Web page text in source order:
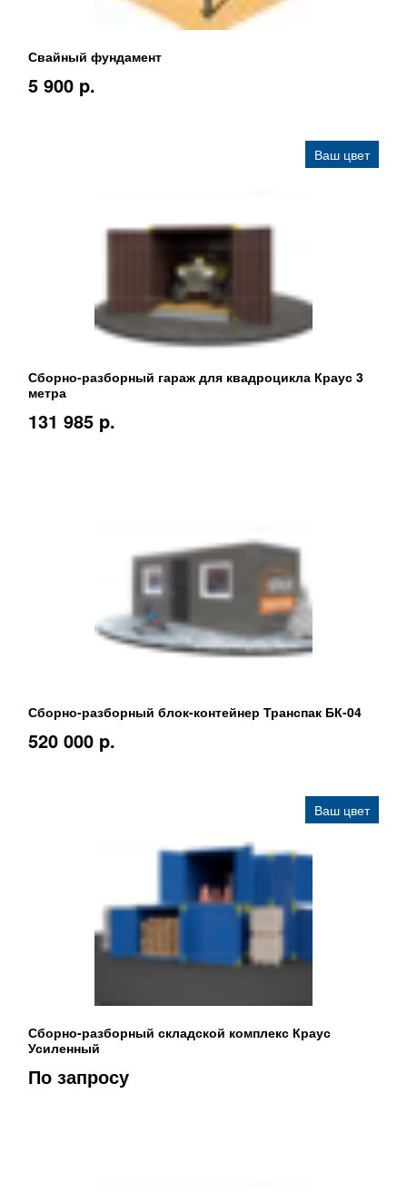
Свайный фундамент
5 900 p.
Ваш цвет
Сборно-разборный гараж для квадроцикла Краус 3
метра
131 985 p.
Сборно-разборный блок-контейнер Транспак БК-04
520 000 p.
Ваш цвет
Сборно-разборный складской комплекс Краус
Усиленный
По запросу